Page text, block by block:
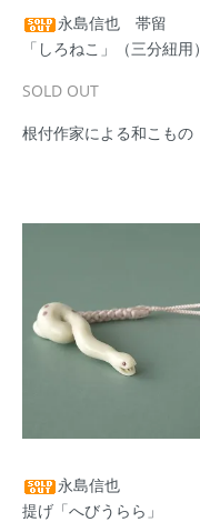
永島信也 帯留
「しろねこ」（三分紐用）
SOLD OUT
根付作家による和こもの
永島信也
提げ「へびうらら」